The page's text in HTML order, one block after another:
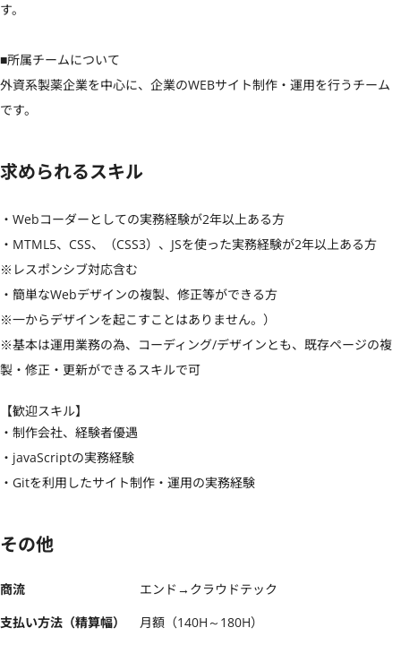
す。
■所属チームについて
外資系製薬企業を中心に、企業のWEBサイト制作・運用を行うチーム
です。
求められるスキル
・Webコーダーとしての実務経験が2年以上ある方
・MTML5、CSS、（CSS3）、JSを使った実務経験が2年以上ある方
※レスポンシブ対応含む
・簡単なWebデザインの複製、修正等ができる方
※一からデザインを起こすことはありません。）
※基本は運用業務の為、コーディング/デザインとも、既存ページの複
製・修正・更新ができるスキルで可
【歓迎スキル】
・制作会社、経験者優遇
・javaScriptの実務経験
・Gitを利用したサイト制作・運用の実務経験
その他
商流
エンド→クラウドテック
支払い方法（精算幅）
月額（140H～180H）